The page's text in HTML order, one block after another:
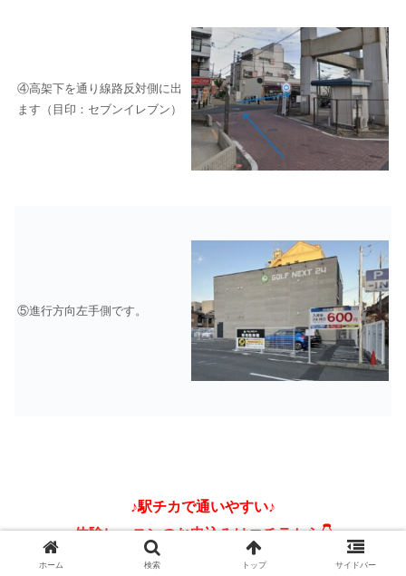
④高架下を通り線路反対側に出
ます（目印：セブンイレブン）
⑤進行方向左手側です。
♪駅チカで通いやすい♪
体験レッスンのお申込みはコチラから👇
ホーム 検索 トップ サイドバー